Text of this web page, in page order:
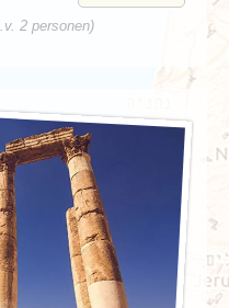
2 personen)